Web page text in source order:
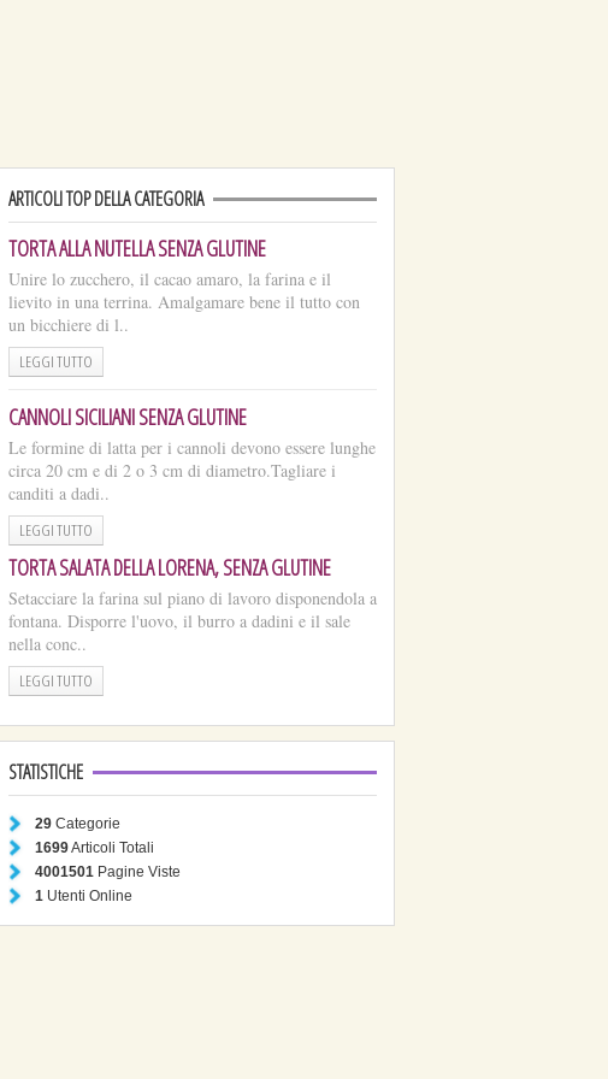
ARTICOLI TOP DELLA CATEGORIA
TORTA ALLA NUTELLA SENZA GLUTINE
Unire lo zucchero, il cacao amaro, la farina e il
lievito in una terrina. Amalgamare bene il tutto con
un bicchiere di l..
LEGGI TUTTO
CANNOLI SICILIANI SENZA GLUTINE
Le formine di latta per i cannoli devono essere lunghe
circa 20 cm e di 2 o 3 cm di diametro.Tagliare i
canditi a dadi..
LEGGI TUTTO
TORTA SALATA DELLA LORENA, SENZA GLUTINE
Setacciare la farina sul piano di lavoro disponendola a
fontana. Disporre l'uovo, il burro a dadini e il sale
nella conc..
LEGGI TUTTO
STATISTICHE
29 Categorie
1699Articoli Totali
4001501 Pagine Viste
1 Utenti Online